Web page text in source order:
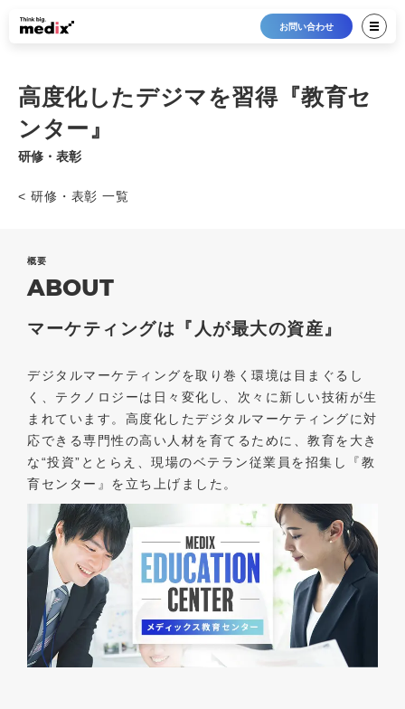
お問い合わせ
高度化したデジマを習得『教育セ
ンター』
研修・表彰
< 研修・表彰 一覧
概要
ABOUT
マーケティングは『人が最大の資産』
デジタルマーケティングを取り巻く環境は目まぐるし
く、テクノロジーは日々変化し、次々に新しい技術が生
まれています。高度化したデジタルマーケティングに対
応できる専門性の高い人材を育てるために、教育を大き
な“投資”ととらえ、現場のベテラン従業員を招集し『教
育センター』を立ち上げました。